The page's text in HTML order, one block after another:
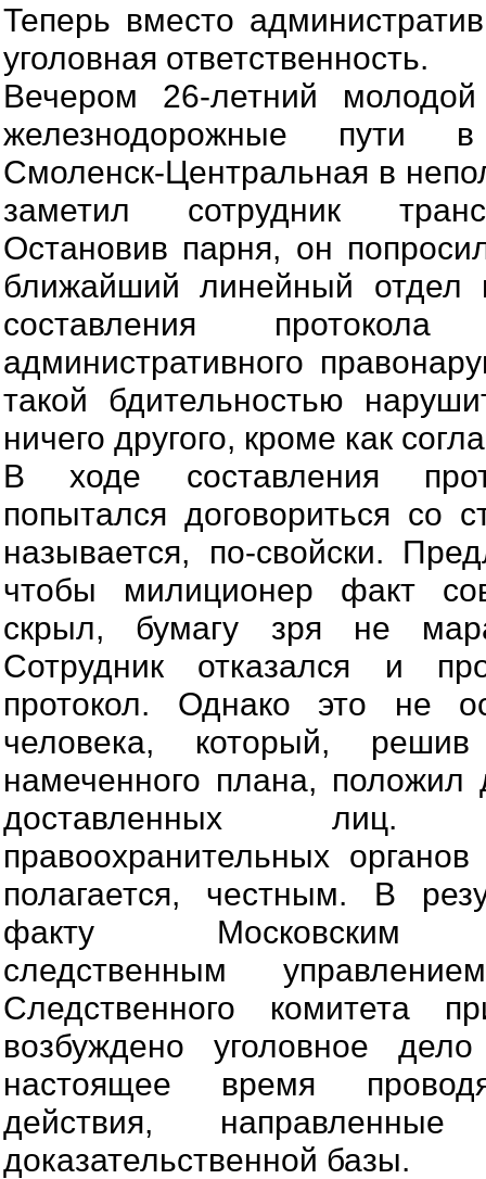
Теперь вместо
уголовная ответственность.
Вечером 26-летний
железнодорожные пути
Смоленск-Центральная в
заметил сотрудник
Остановив парня, он
ближайший линейный отдел
составления
административного
такой бдительностью
ничего другого, кроме как
В ходе составления
попытался договориться со
называется, по-свойски.
чтобы милиционер факт
скрыл, бумагу зря не
Сотрудник отказался и
протокол. Однако это не
человека, который,
намеченного плана, положил
доставленных лиц.
правоохранительных
полагается, честным. В
факту Московским
следственным
Следственного комитета
возбуждено уголовное
настоящее время
действия,
доказательственной базы.